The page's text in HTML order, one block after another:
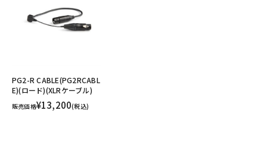
PG2-R CABLE(PG2RCABL
E)(ロード)(XLRケーブル)
販売価格¥13,200(税込)